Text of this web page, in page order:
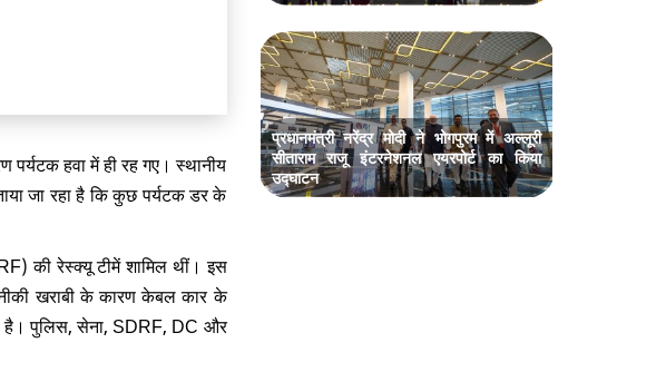
हवा में ही रह गए। स्थानीय
जा रहा है कि कुछ पर्यटक डर के
की रेस्क्यू टीमें शामिल थीं। इस
खराबी के कारण केबल कार के
है। पुलिस, सेना, SDRF, DC और
प्रधानमंत्री नरेंद्र मोदी ने भोगपुरम में अल्लूरी
सीताराम राजू इंटरनेशनल एयरपोर्ट का किया
उद्घाटन